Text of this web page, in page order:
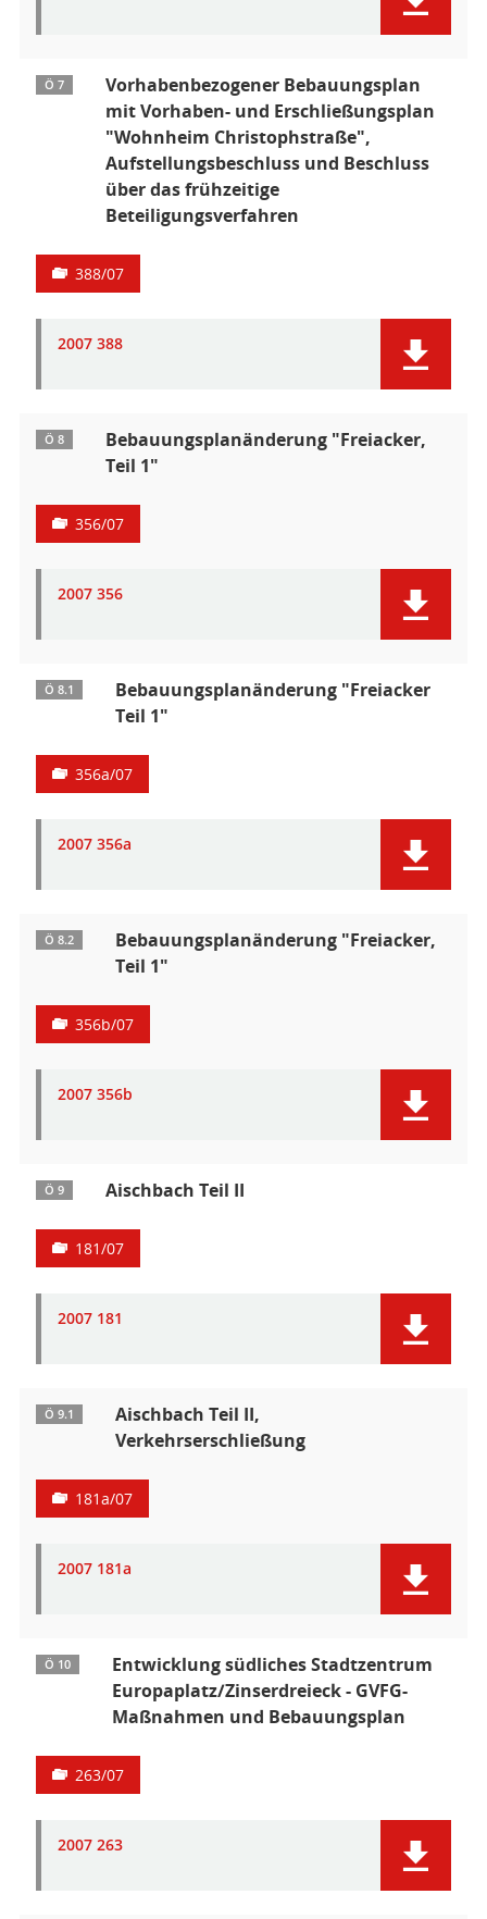
Ö 7
Vorhabenbezogener Bebauungsplan
mit Vorhaben- und Erschließungsplan
"Wohnheim Christophstraße",
Aufstellungsbeschluss und Beschluss
über das frühzeitige
Beteiligungsverfahren
388/07
2007 388
Ö 8
Bebauungsplanänderung "Freiacker,
Teil 1"
356/07
2007 356
Ö 8.1
Bebauungsplanänderung "Freiacker
Teil 1"
356a/07
2007 356a
Ö 8.2
Bebauungsplanänderung "Freiacker,
Teil 1"
356b/07
2007 356b
Ö 9 Aischbach Teil II
181/07
2007 181
Ö 9.1
Aischbach Teil II,
Verkehrserschließung
181a/07
2007 181a
Ö 10
Entwicklung südliches Stadtzentrum
Europaplatz/Zinserdreieck - GVFG-
Maßnahmen und Bebauungsplan
263/07
2007 263